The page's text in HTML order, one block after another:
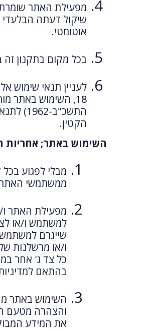
מפעילת האתר
שיקול דעתה
אוטומטי.
בכל מקום בתקנון
לעניין תנאי שימוש
18, השימוש באתר
הקטין.
השימוש באתר;
מבלי לפגוע
ממשתמשי
מפעילת האתר ו/
למשתמש ו/או
שייגרם
ו/או מרשלנות
כל צד ג' אחר
בהתאם
השימוש באתר
והצהרה מטעם
את המידע